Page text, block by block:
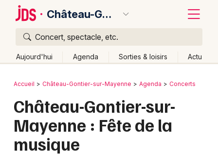
Château-Gontier-sur-Mayenne
Concert, spectacle, etc.
Aujourd'hui Agenda Sorties & loisirs Actu
Publier un événement
Grands événements
Bordeaux
Colmar
Lille
Retour
Accueil Château-Gontier-sur-Mayenne Agenda Concerts
Château-Gontier-sur-
Mayenne : Fête de la
musique
Quoi ?
Où ?
Mayenne (53)
Pays de la Loire Partout
Près de moi
Changer de lieu
Quand ?